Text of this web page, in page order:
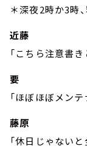
＊深夜2時か3時
近藤
「こちら注意書
要
「ほぼほぼメンテ
藤原
「休日じゃないと